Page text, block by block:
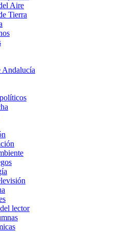
Aire
Tierra
Andalucía
lector